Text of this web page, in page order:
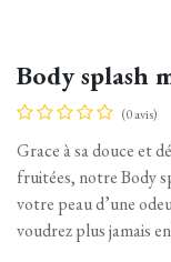
Body splash
(0 avis)
Grace à sa douce et
fruitées, notre Body
votre peau d’une
voudrez plus jamais